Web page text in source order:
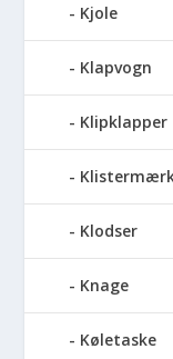
Kjole
Klapvogn
Klipklapper
Klodser
Knage
Køletaske